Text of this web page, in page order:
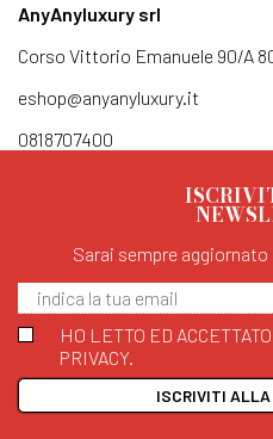
AnyAnyluxury srl
Corso Vittorio Emanuele 90/A
eshop@anyanyluxury.it
0818707400
Sarai sempre
HO LETTO ED
PRIVACY.
ISCRIVITI